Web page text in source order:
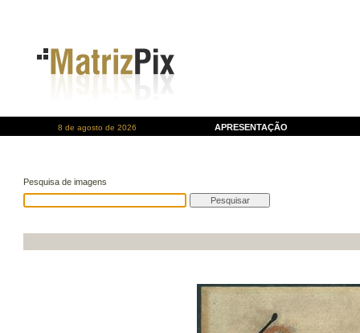
8 de agosto de 2026 APRESENTAÇÃO
Pesquisa de imagens